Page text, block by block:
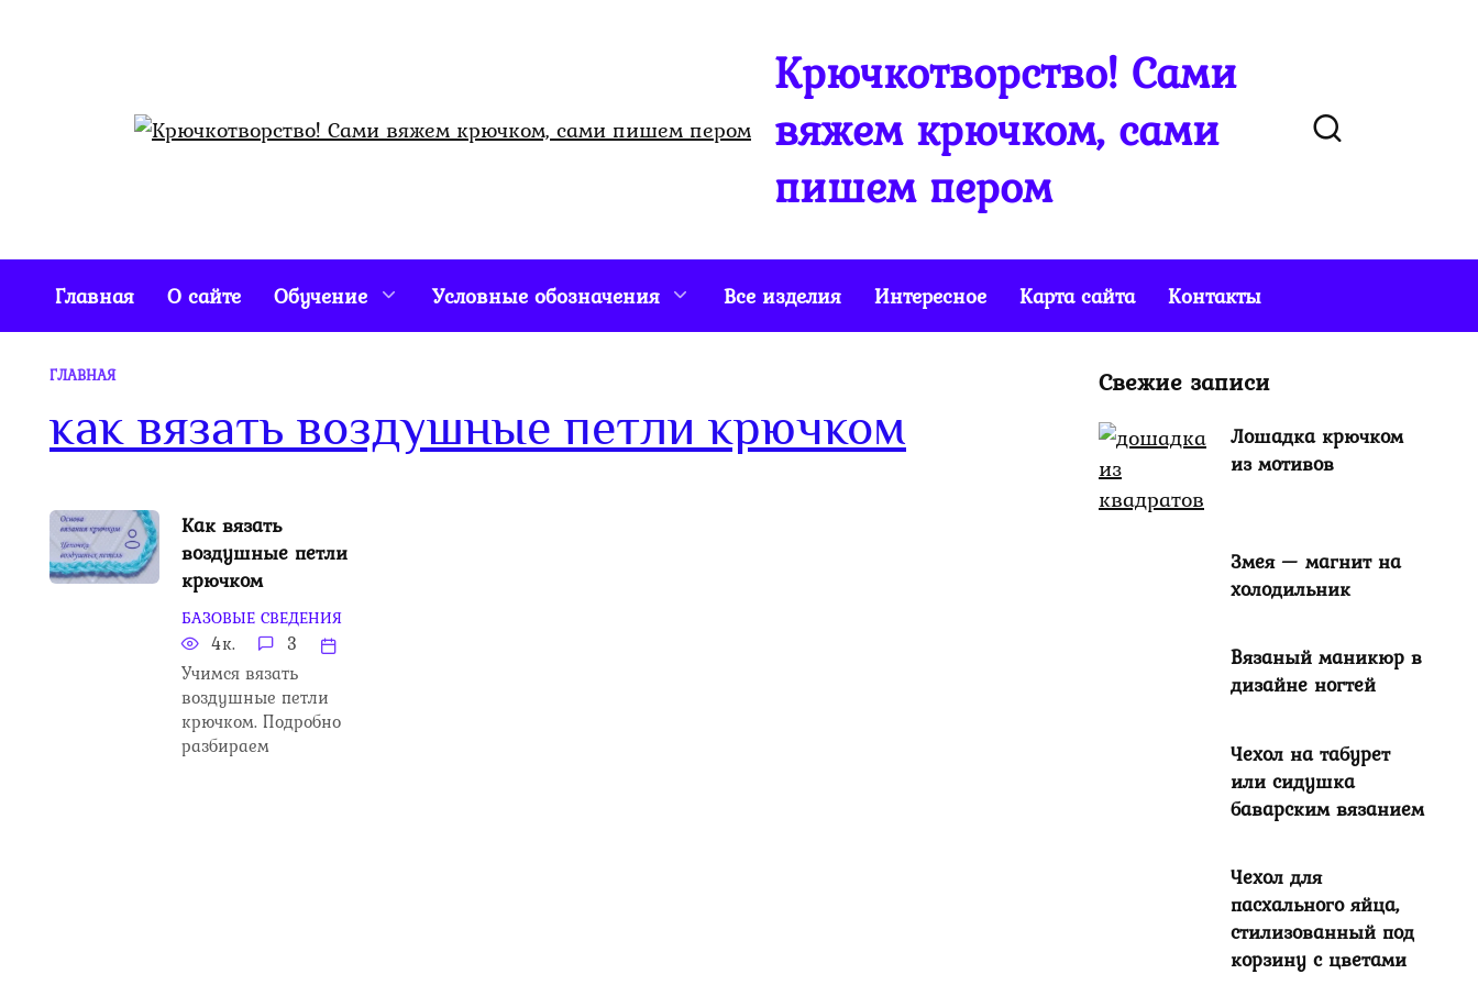
Крючкотворство! Сами
вяжем крючком, сами
пишем пером
Главная О сайте Обучение Условные обозначения Все изделия Интересное Карта сайта Контакты
ГЛАВНАЯ
как вязать воздушные петли крючком
Как вязать
воздушные петли
крючком
БАЗОВЫЕ СВЕДЕНИЯ
4к.
3
Учимся вязать
воздушные петли
крючком. Подробно
разбираем
Свежие записи
Лошадка крючком
из мотивов
Змея — магнит на
холодильник
Вязаный маникюр в
дизайне ногтей
Чехол на табурет
или сидушка
баварским вязанием
Чехол для
пасхального яйца,
стилизованный под
корзину с цветами